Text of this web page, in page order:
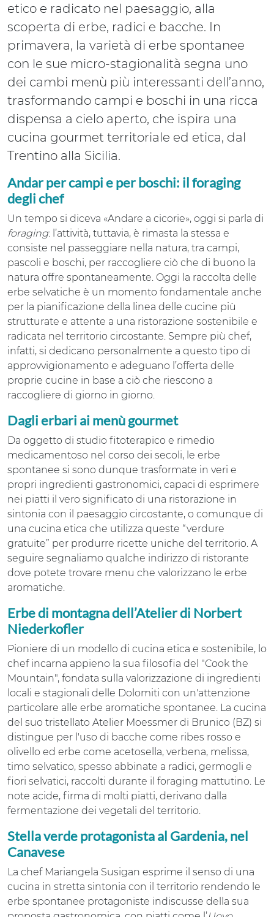
etico e radicato nel paesaggio, alla
scoperta di erbe, radici e bacche. In
primavera, la varietà di erbe spontanee
con le sue micro-stagionalità segna uno
dei cambi menù più interessanti dell’anno,
trasformando campi e boschi in una ricca
dispensa a cielo aperto, che ispira una
cucina gourmet territoriale ed etica, dal
Trentino alla Sicilia.
Andar per campi e per boschi: il foraging
degli chef
Un tempo si diceva «Andare a cicorie», oggi si parla di
foraging: l’attività, tuttavia, è rimasta la stessa e
consiste nel passeggiare nella natura, tra campi,
pascoli e boschi, per raccogliere ciò che di buono la
natura offre spontaneamente. Oggi la raccolta delle
erbe selvatiche è un momento fondamentale anche
per la pianificazione della linea delle cucine più
strutturate e attente a una ristorazione sostenibile e
radicata nel territorio circostante. Sempre più chef,
infatti, si dedicano personalmente a questo tipo di
approvvigionamento e adeguano l’offerta delle
proprie cucine in base a ciò che riescono a
raccogliere di giorno in giorno.
Dagli erbari ai menù gourmet
Da oggetto di studio fitoterapico e rimedio
medicamentoso nel corso dei secoli, le erbe
spontanee si sono dunque trasformate in veri e
propri ingredienti gastronomici, capaci di esprimere
nei piatti il vero significato di una ristorazione in
sintonia con il paesaggio circostante, o comunque di
una cucina etica che utilizza queste “verdure
gratuite” per produrre ricette uniche del territorio. A
seguire segnaliamo qualche indirizzo di ristorante
dove potete trovare menu che valorizzano le erbe
aromatiche.
Erbe di montagna dell’Atelier di Norbert
Niederkofler
Pioniere di un modello di cucina etica e sostenibile, lo
chef incarna appieno la sua filosofia del "Cook the
Mountain", fondata sulla valorizzazione di ingredienti
locali e stagionali delle Dolomiti con un'attenzione
particolare alle erbe aromatiche spontanee. La cucina
del suo tristellato Atelier Moessmer di Brunico (BZ) si
distingue per l'uso di bacche come ribes rosso e
olivello ed erbe come acetosella, verbena, melissa,
timo selvatico, spesso abbinate a radici, germogli e
fiori selvatici, raccolti durante il foraging mattutino. Le
note acide, firma di molti piatti, derivano dalla
fermentazione dei vegetali del territorio.
Stella verde protagonista al Gardenia, nel
Canavese
La chef Mariangela Susigan esprime il senso di una
cucina in stretta sintonia con il territorio rendendo le
erbe spontanee protagoniste indiscusse della sua